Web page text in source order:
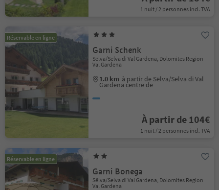
1 nuit / 2 personnes incl. TVA
Réservable en ligne
Garni Schenk
Sëlva/Selva di Val Gardena, Dolomites Region
Val Gardena
1.0 km à partir de Sëlva/Selva di Val
Gardena centre de
À partir de 104€
1 nuit / 2 personnes incl. TVA
Réservable en ligne
Garni Bonega
Sëlva/Selva di Val Gardena, Dolomites Region
Val Gardena